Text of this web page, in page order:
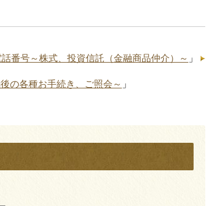
番号～株式、投資信託（金融商品仲介）～ 」
の各種お手続き、ご照会～ 」